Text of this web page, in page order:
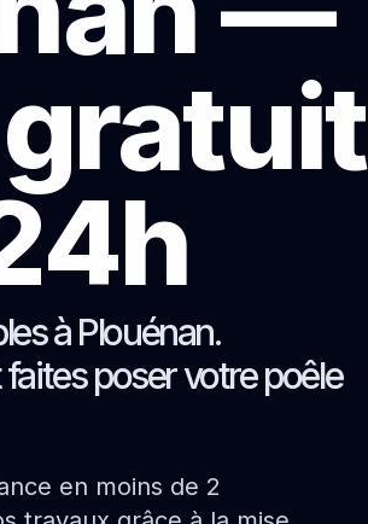
à Plouénan.
poser votre poêle
en moins de 2